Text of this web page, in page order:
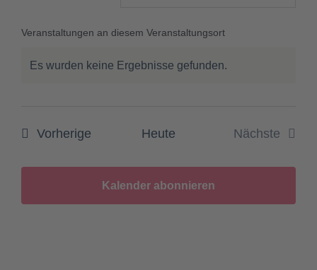
Veranstaltungen an diesem Veranstaltungsort
Es wurden keine Ergebnisse gefunden.
VorherigeVeranstaltungen
Heute
Nächste
Kalender abonnieren